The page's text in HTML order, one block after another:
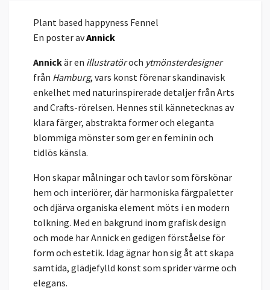
Plant based happyness Fennel
En poster avAnnick
Annickär en illustratöroch ytmönsterdesigner
från Hamburg, vars konst förenar skandinavisk
enkelhet med naturinspirerade detaljer från Arts
and Crafts-rörelsen. Hennes stil kännetecknas av
klara färger, abstrakta former och eleganta
blommiga mönster som ger en feminin och
tidlös känsla.
Hon skapar målningar och tavlor som förskönar
hem och interiörer, där harmoniska färgpaletter
och djärva organiska element möts i en modern
tolkning. Med en bakgrund inom grafisk design
och mode har Annick en gedigen förståelse för
form och estetik. Idag ägnar hon sig åt att skapa
samtida, glädjefylld konst som sprider värme och
elegans.